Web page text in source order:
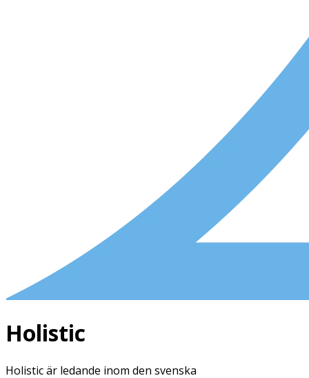
Holistic
Holistic är ledande inom den svenska